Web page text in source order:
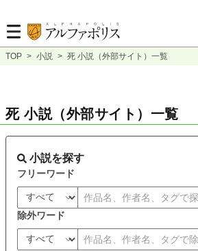
TOP > 小説 > 死 小説（外部サイト）一覧
死 小説（外部サイト）一覧
小説を探す
フリーワード
除外ワード